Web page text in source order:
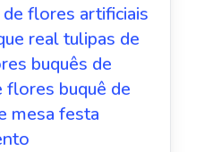
flores artificiais
real tulipas de
buquês de
flores buquê de
mesa festa